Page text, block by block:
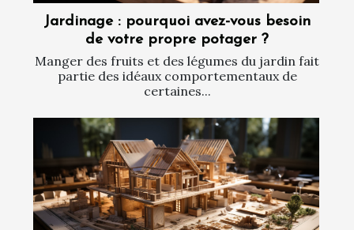
Jardinage : pourquoi avez-vous besoin
de votre propre potager ?
Manger des fruits et des légumes du jardin fait
partie des idéaux comportementaux de
certaines...